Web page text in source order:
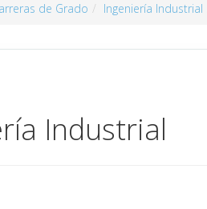
de Grado Ingeniería Industrial
Industrial